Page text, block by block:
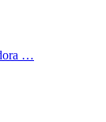
…